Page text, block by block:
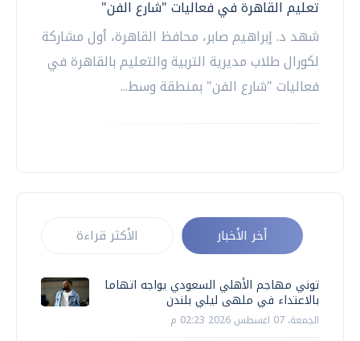
تعليم القاهرة في فعاليات "شارع الفن"
شهد د. إبراهيم صابر، محافظ القاهرة، أول مشاركة
لكورال طلاب مديرية التربية والتعليم بالقاهرة في
فعاليات "شارع الفن" بمنطقة وسط...
أخر الأخبار الأكثر قراءة
توني مهاجم الأهلي السعودي يواجه اتهاما
بالاعتداء في ملهى ليلي بلندن
الجمعة، 07 اغسطس 2026 02:23 م